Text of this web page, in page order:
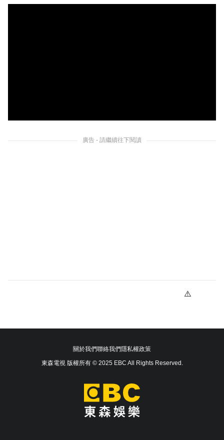
廣告 - 請繼續往下閱讀
關於我們聯絡我們隱私權政策
東森電視 版權所有 © 2025 EBC All Rights Reserved.